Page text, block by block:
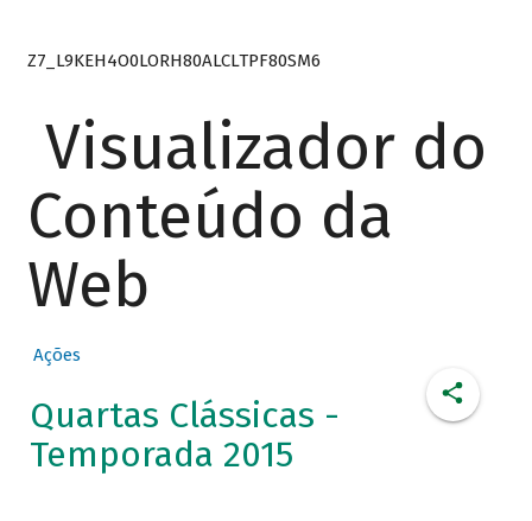
Z7_L9KEH4O0LORH80ALCLTPF80SM6
Visualizador do
Conteúdo da
Web
Ações
Quartas Clássicas -
Temporada 2015